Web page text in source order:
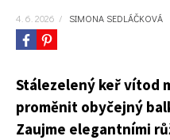
4. 6. 2026 / SIMONA SEDLÁČKOVÁ
Stálezelený keř vítod
proměnit obyčejný
Zaujme elegantními